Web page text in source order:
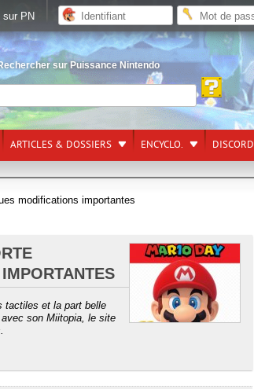
sur Puissance Nintendo
ARTICLES & DOSSIERS ENCYCLO. DISCORD
modifications importantes
tactiles et la part belle
son Miitopia, le site
sur PN